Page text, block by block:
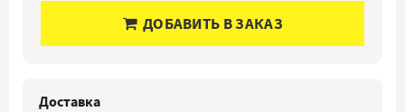
ДОБАВИТЬ В ЗАКАЗ
Доставка